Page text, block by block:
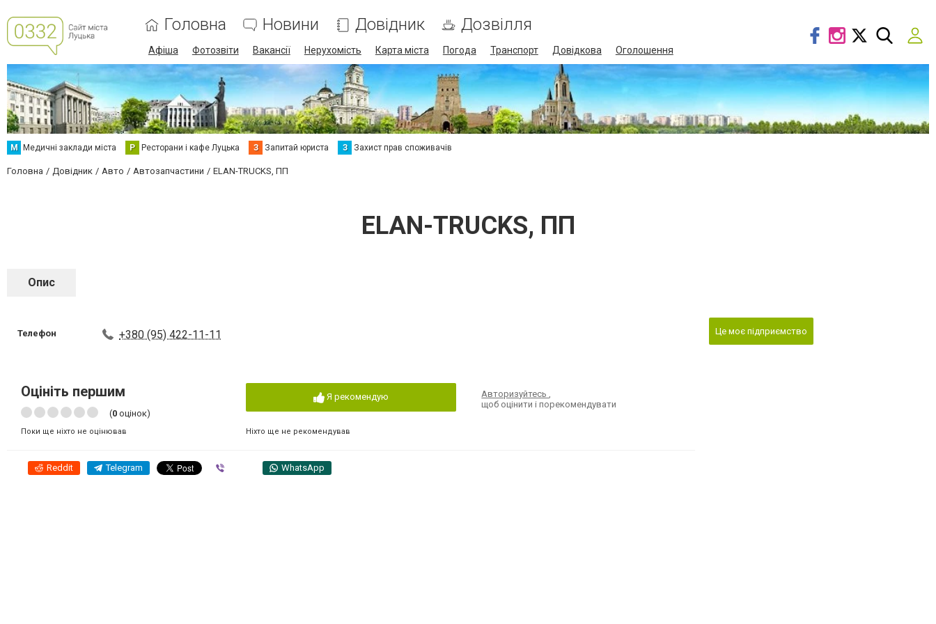
Головна Новини Довідник Дозвілля
Афіша Фотозвіти Вакансії Нерухомість Карта міста Погода Транспорт Довідкова Оголошення
М Медичні заклади міста Р Ресторани і кафе Луцька З Запитай юриста З Захист прав споживачів
Головна Довідник Авто Автозапчастини ELAN-TRUCKS, ПП
ELAN-TRUCKS, ПП
Опис
Телефон +380 (95) 422-11-11
Оцініть першим
(0 оцінок)
Поки ще ніхто не оцінював
Я рекомендую
Ніхто ще не рекомендував
Авторизуйтесь,
щоб оцінити і порекомендувати
Reddit Telegram WhatsApp
Це моє підприємство